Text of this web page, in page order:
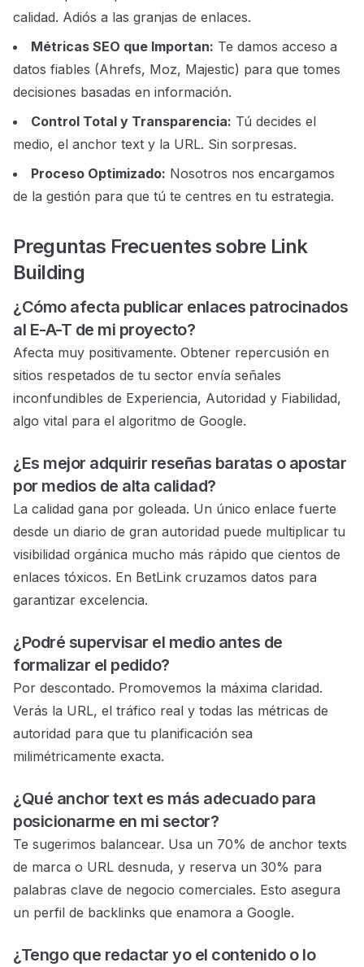
calidad. Adiós a las granjas de enlaces.
Métricas SEO que Importan: Te damos acceso a
datos fiables (Ahrefs, Moz, Majestic) para que tomes
decisiones basadas en información.
Control Total y Transparencia: Tú decides el
medio, el anchor text y la URL. Sin sorpresas.
Proceso Optimizado: Nosotros nos encargamos
de la gestión para que tú te centres en tu estrategia.
Preguntas Frecuentes sobre Link
Building
¿Cómo afecta publicar enlaces patrocinados
al E-A-T de mi proyecto?
Afecta muy positivamente. Obtener repercusión en
sitios respetados de tu sector envía señales
inconfundibles de Experiencia, Autoridad y Fiabilidad,
algo vital para el algoritmo de Google.
¿Es mejor adquirir reseñas baratas oapostar
por medios de alta calidad?
La calidad gana por goleada. Un único enlace fuerte
desde un diario de gran autoridad puede multiplicar tu
visibilidad orgánica mucho más rápido que cientos de
enlaces tóxicos. En BetLink cruzamos datos para
garantizar excelencia.
¿Podré supervisar el medio antes de
formalizar el pedido?
Por descontado. Promovemos la máxima claridad.
Verás la URL, el tráfico real y todas las métricas de
autoridad para que tu planificación sea
milimétricamente exacta.
¿Qué anchor text es más adecuado para
posicionarme en mi sector?
Te sugerimos balancear. Usa un 70% de anchor texts
de marca o URL desnuda, y reserva un 30% para
palabras clave de negocio comerciales. Esto asegura
un perfil de backlinks que enamora a Google.
¿Tengo que redactar yo el contenido o lo